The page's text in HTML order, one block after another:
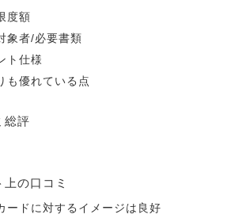
度額
象者/必要書類
ト仕様
も優れている点
総評
の口コミ
ードに対するイメージは良好